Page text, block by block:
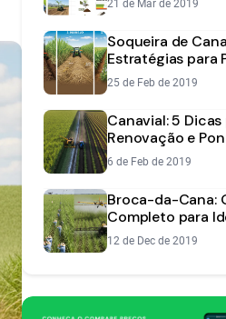
21 de Mar de 2019
Soqueira de
Estratégias para
e Rentabilidade
25 de Feb de 2019
Canavial: 5 Dicas
Renovação e
Aegro
6 de Feb de 2019
Broca-da-Cana:
Completo para
Controle na
12 de Dec de 2019